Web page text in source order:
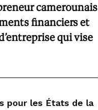
camerounais
financiers et
qui vise
pour les États de la